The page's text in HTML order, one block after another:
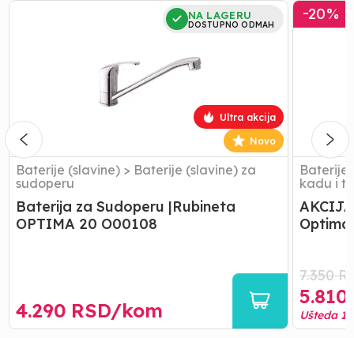
Baterija
Ultra akcija
Novo
NA LAGERU
DOSTUPNO ODMAH
Baterije (slavine) > Baterije (slavine) za
sudoperu
Baterija za Sudoperu |Rubineta
OPTIMA 20 O00108
4.290 RSD/kom
AKCIJA
Baterija
Optima
10K
-20%
Baterije
kadu i
7.350
5.810
Ušteda